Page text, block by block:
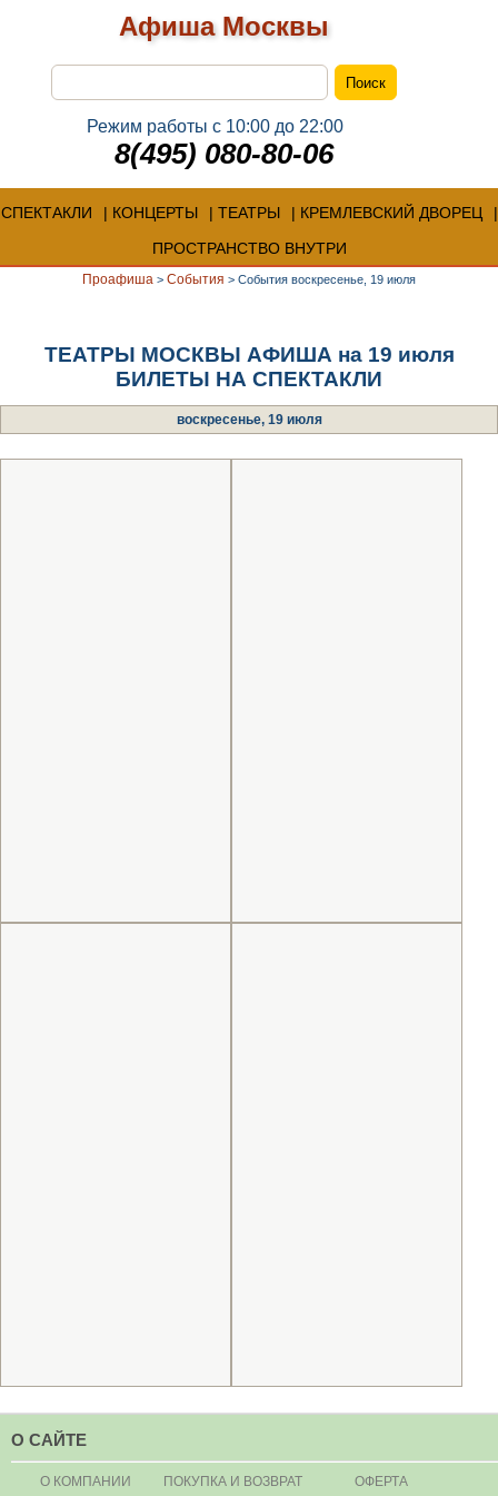
Афиша Москвы
Режим работы с 10:00 до 22:00
8(495) 080-80-06
СПЕКТАКЛИ КОНЦЕРТЫ ТЕАТРЫ
КРЕМЛЕВСКИЙ ДВОРЕЦ
ПРОСТРАНСТВО ВНУТРИ
Проафиша > События > События воскресенье, 19 июля
ТЕАТРЫ МОСКВЫ АФИША на 19 июля
БИЛЕТЫ НА СПЕКТАКЛИ
воскресенье, 19 июля
О САЙТЕ
О КОМПАНИИ ПОКУПКА И ВОЗВРАТ ОФЕРТА